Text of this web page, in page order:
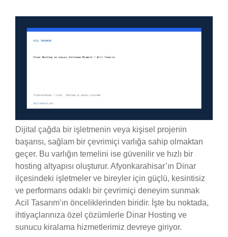
Dijital çağda bir işletmenin veya kişisel projenin
başarısı, sağlam bir çevrimiçi varlığa sahip olmaktan
geçer. Bu varlığın temelini ise güvenilir ve hızlı bir
hosting altyapısı oluşturur. Afyonkarahisar’ın Dinar
ilçesindeki işletmeler ve bireyler için güçlü, kesintisiz
ve performans odaklı bir çevrimiçi deneyim sunmak
Acil Tasarım’ın önceliklerinden biridir. İşte bu noktada,
ihtiyaçlarınıza özel çözümlerle Dinar Hosting ve
sunucu kiralama hizmetlerimiz devreye giriyor.